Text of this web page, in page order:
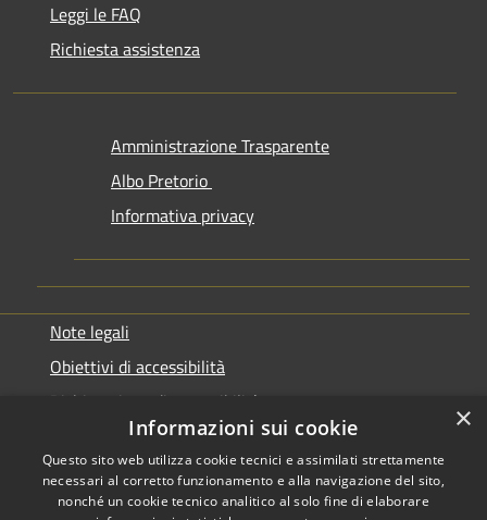
Leggi le FAQ
Richiesta assistenza
Amministrazione Trasparente
Albo Pretorio
Informativa privacy
Note legali
Obiettivi di accessibilità
Dichiarazione di accessibilità
×
Informazioni sui cookie
Questo sito web utilizza cookie tecnici e assimilati strettamente
necessari al corretto funzionamento e alla navigazione del sito,
nonché un cookie tecnico analitico al solo fine di elaborare